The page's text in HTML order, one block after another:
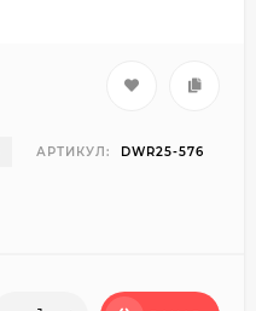
АРТИКУЛ: DWR25-576